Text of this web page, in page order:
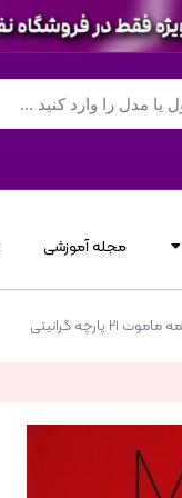
مجله آموزشی
پارچه گرانیتی